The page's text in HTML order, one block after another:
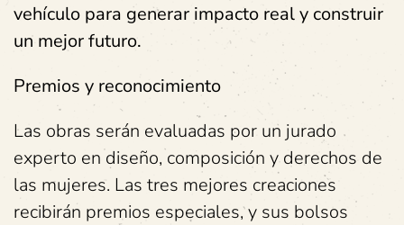
vehículo para generar impacto real y construir
un mejor futuro.
Premios y reconocimiento
Las obras serán evaluadas por un jurado
experto en diseño, composición y derechos de
las mujeres. Las tres mejores creaciones
recibirán premios especiales, y sus bolsos